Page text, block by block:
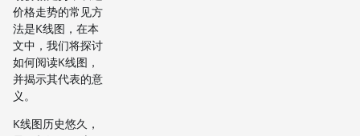
价格走势的常见方
法是K线图，在本
文中，我们将探讨
如何阅读K线图，
并揭示其代表的意
义。
K线图历史悠久，